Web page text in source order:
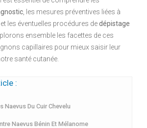
, les mesures préventives liées à
et les éventuelles procédures dedépistage
ensemble les facettes de ces
capillaires pour mieux saisir leur
santé cutanée.
:
Naevus Du Cuir Chevelu
Naevus Bénin Et Mélanome